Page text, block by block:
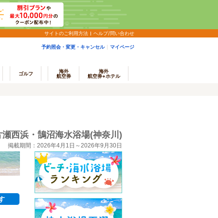
サイトのご利用方法 ヘルプ/問い合わせ
予約照会・変更・キャンセル マイページ
ゴルフ
海外
航空券
海外
航空券+ホテル
瀬西浜・鵠沼海水浴場(神奈川)
掲載期間：2026年4月1日～2026年9月30日